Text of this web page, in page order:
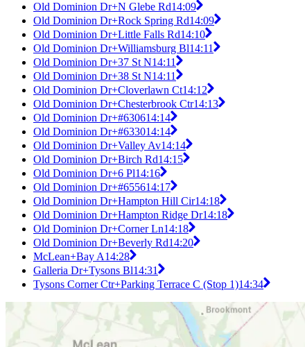
Old Dominion Dr+N Glebe Rd14:09
Old Dominion Dr+Rock Spring Rd14:09
Old Dominion Dr+Little Falls Rd14:10
Old Dominion Dr+Williamsburg Bl14:11
Old Dominion Dr+37 St N14:11
Old Dominion Dr+38 St N14:11
Old Dominion Dr+Cloverlawn Ct14:12
Old Dominion Dr+Chesterbrook Ctr14:13
Old Dominion Dr+#630614:14
Old Dominion Dr+#633014:14
Old Dominion Dr+Valley Av14:14
Old Dominion Dr+Birch Rd14:15
Old Dominion Dr+6 Pl14:16
Old Dominion Dr+#655614:17
Old Dominion Dr+Hampton Hill Cir14:18
Old Dominion Dr+Hampton Ridge Dr14:18
Old Dominion Dr+Corner Ln14:18
Old Dominion Dr+Beverly Rd14:20
McLean+Bay A14:28
Galleria Dr+Tysons Bl14:31
Tysons Corner Ctr+Parking Terrace C (Stop 1)14:34